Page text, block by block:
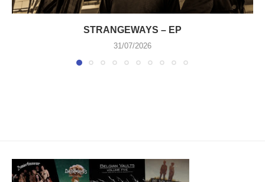
STRANGEWAYS – EP
31/07/2026